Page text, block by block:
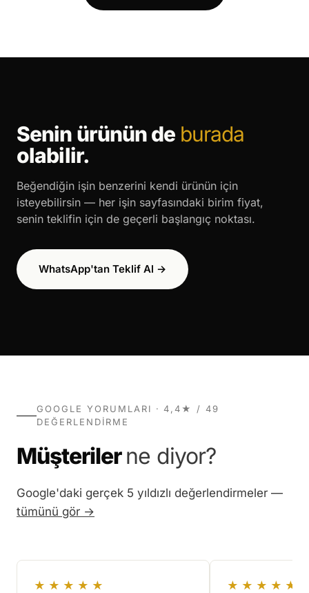
Senin ürünün de burada
olabilir.
Beğendiğin işin benzerini kendi ürünün için
isteyebilirsin — her işin sayfasındaki birim fiyat,
senin teklifin için de geçerli başlangıç noktası.
WhatsApp'tan Teklif Al →
GOOGLE YORUMLARI · 4,4★ / 49
DEĞERLENDIRME
Müşterilerne diyor?
Google'daki gerçek 5 yıldızlı değerlendirmeler —
tümünü gör →
★★★★★
★★★★★